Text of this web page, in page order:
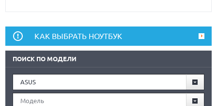
КАК ВЫБРАТЬ НОУТБУК
ПОИСК ПО МОДЕЛИ
ASUS
Модель